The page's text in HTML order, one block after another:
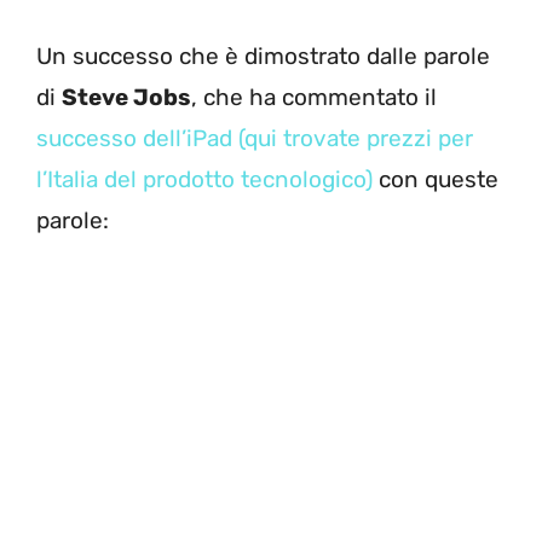
Un successo che è dimostrato dalle parole
di Steve Jobs, che ha commentato il
successo dell’iPad (qui trovate prezzi per
l’Italia del prodotto tecnologico) con queste
parole: